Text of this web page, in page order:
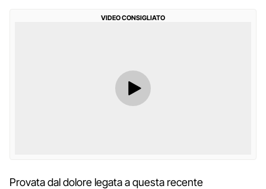
VIDEO CONSIGLIATO
Provata dal dolore legata a questa recente